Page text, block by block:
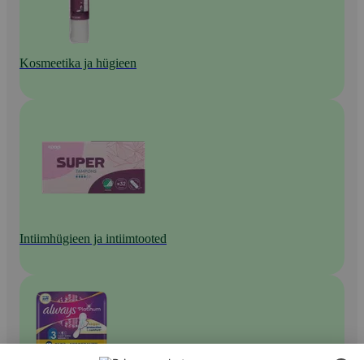
Kosmeetika ja hügieen
Intiimhügieen ja intiimtooted